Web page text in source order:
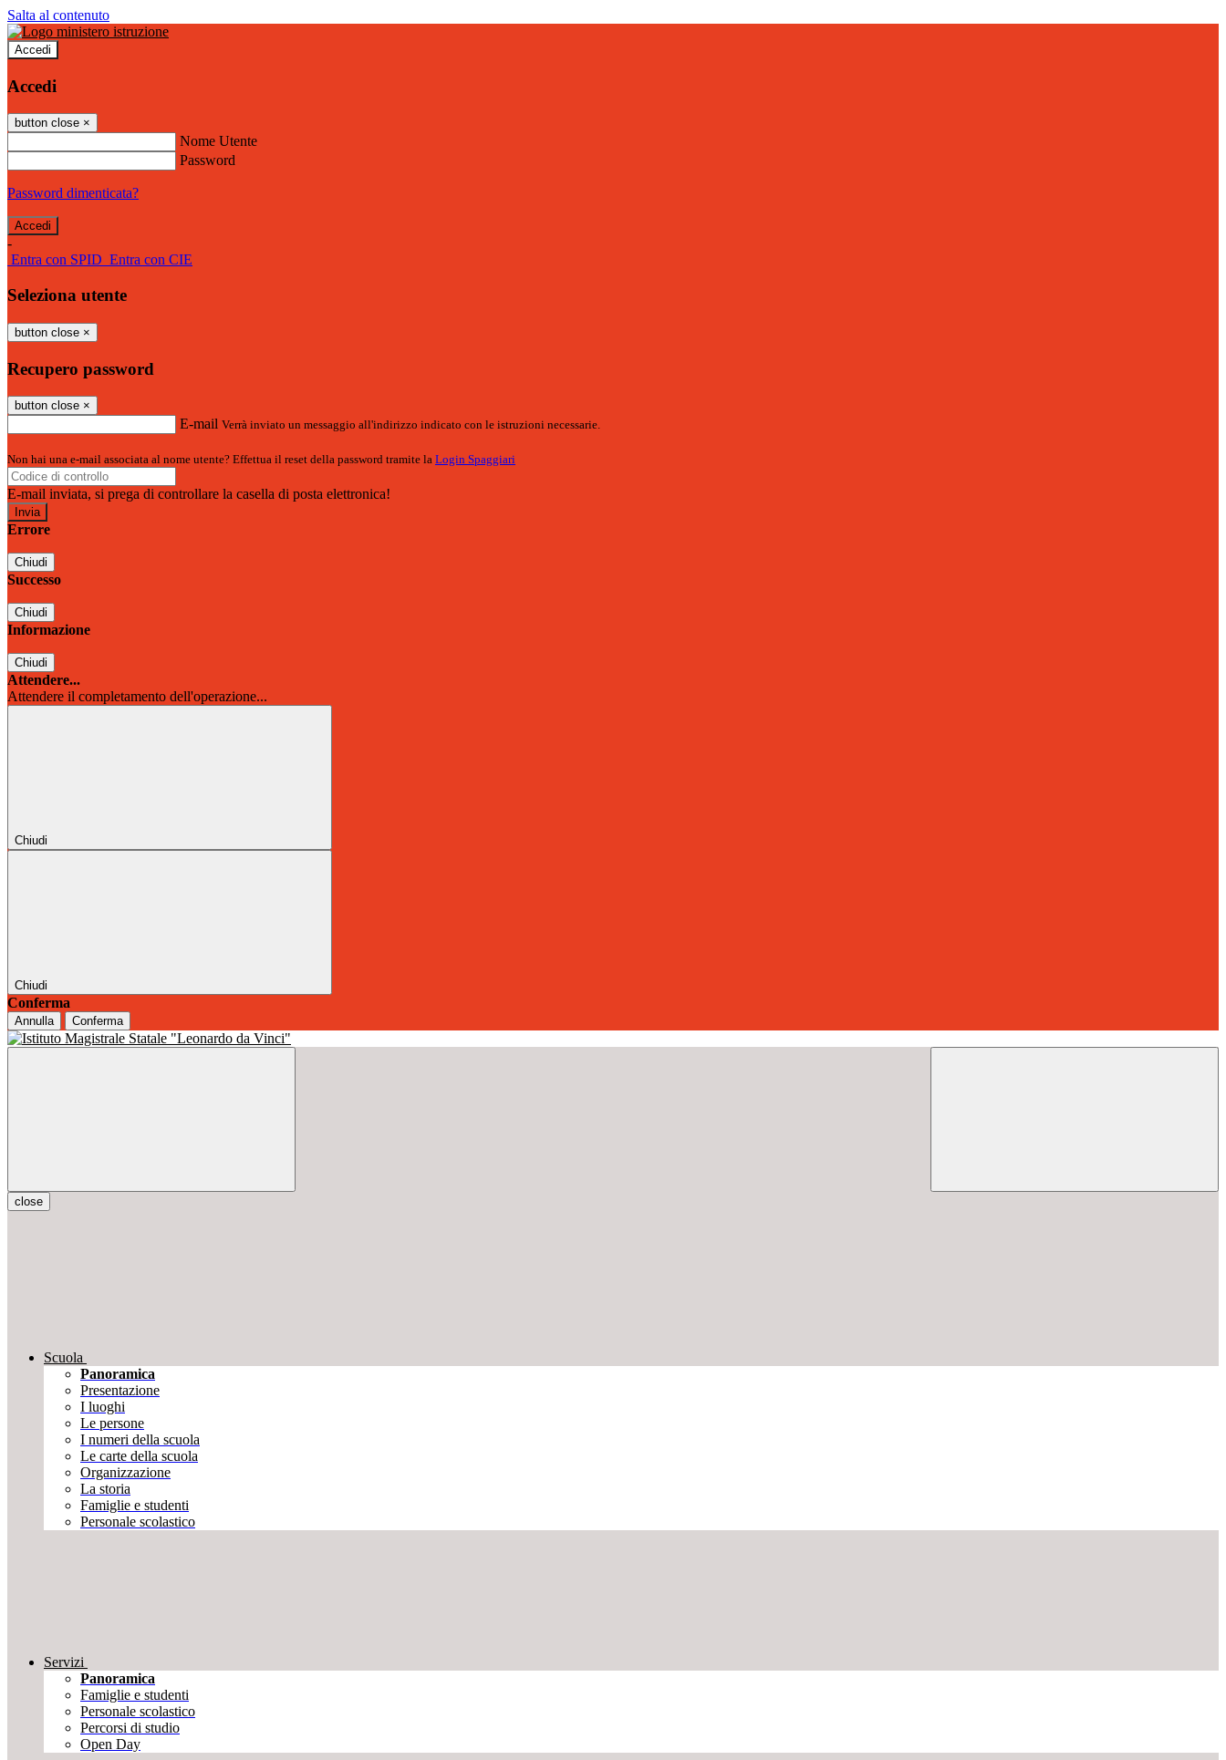
Salta al contenuto
Accedi
Accedi
button close ×
Nome Utente
Password
Password dimenticata?
-
Entra con SPID Entra con CIE
Seleziona utente
button close ×
Recupero password
button close ×
E-mail Verrà inviato un messaggio all'indirizzo indicato con le istruzioni necessarie.
Non hai una e-mail associata al nome utente? Effettua il reset della password tramite la Login Spaggiari
E-mail inviata, si prega di controllare la casella di posta elettronica!
Errore
Chiudi
Successo
Chiudi
Informazione
Chiudi
Attendere...
Attendere il completamento dell'operazione...
Chiudi
Chiudi
Conferma
Annulla Conferma
close
Scuola
Panoramica
Presentazione
I luoghi
Le persone
I numeri della scuola
Le carte della scuola
Organizzazione
La storia
Famiglie e studenti
Personale scolastico
Servizi
Panoramica
Famiglie e studenti
Personale scolastico
Percorsi di studio
Open Day